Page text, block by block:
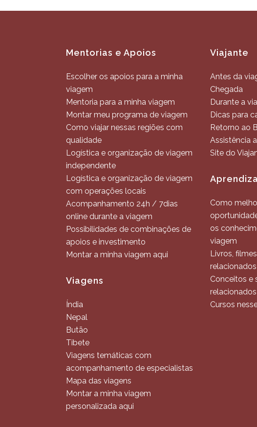
Mentorias e Apoios
Escolher os apoios para a minha
viagem
Mentoria para a minha viagem
Montar meu programa de viagem
Como viajar nessas regiões com
qualidade
Logística e organização de viagem
independente
Logística e organização de viagem
com operações locais
Acompanhamento 24h / 7dias
online durante a viagem
Possibilidades de combinações de
apoios e investimento
Montar a minha viagem aqui
Viagens
Índia
Nepal
Butão
Tibete
Viagens temáticas com
acompanhamento de especialistas
Mapa das viagens
Montar a minha viagem
personalizada aqui
Viajante
Antes da
Chegada
Durante a
Dicas para
Retorno ao
Assistência
Site do
Como
os
viagem
Livros,
Conceitos e
Cursos